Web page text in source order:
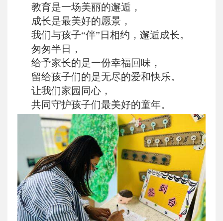
教育是一场美丽的邂逅，
成长是最美好的愿景，
我们与孩子“伴”日相约，邂逅成长。
匆匆半日，
给予家长的是一份幸福回味，
留给孩子们的是无尽的爱和快乐。
让我们家园同心，
共同守护孩子们最美好的童年。